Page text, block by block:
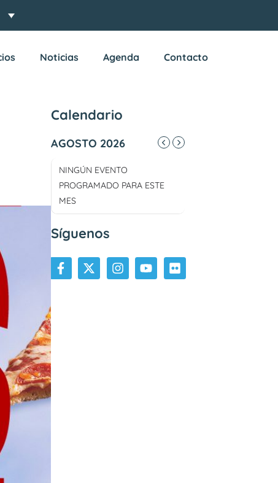
Noticias Agenda Contacto
Calendario
AGOSTO 2026
NINGÚN EVENTO
PROGRAMADO PARA ESTE
MES
Síguenos